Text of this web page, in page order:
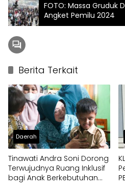
FOTO: Massa Gruduk
Angket Pemilu 2024
Berita Terkait
Daerah
Tinawati Andra Soni Dorong
Terwujudnya Ruang Inklusif
bagi Anak Berkebutuhan